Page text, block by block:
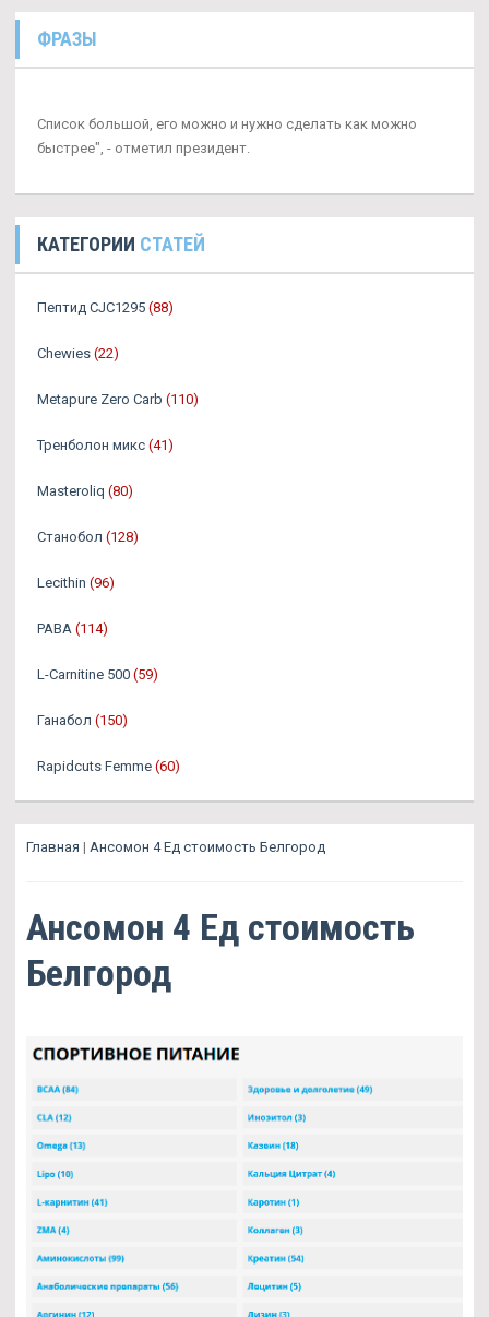
ФРАЗЫ
Список большой, его можно и нужно сделать как можно
быстрее", - отметил президент.
КАТЕГОРИИ СТАТЕЙ
Пептид CJC1295 (88)
Chewies (22)
Metapure Zero Carb (110)
Тренболон микс (41)
Masteroliq (80)
Станобол (128)
Lecithin (96)
PABA (114)
L-Carnitine 500 (59)
Ганабол (150)
Rapidcuts Femme (60)
Главная | Ансомон 4 Ед стоимость Белгород
Ансомон 4 Ед стоимость
Белгород